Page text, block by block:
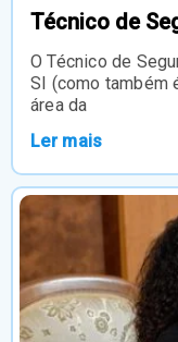
Técnico de
O Técnico de
SI (como também
área da
Ler mais